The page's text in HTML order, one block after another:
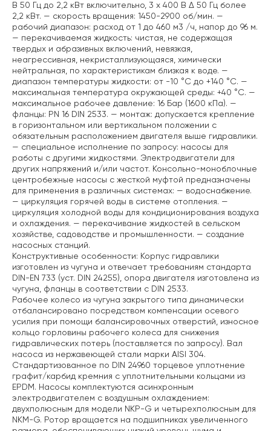
В 50 Гц до 2,2 кВт включительно, 3 х 400 В Δ 50 Гц более
2,2 кВт. — скорость вращения: 1450-2900 об/мин. —
рабочий диапазон: расход от 1 до 460 м3 /ч, напор до 96 м.
— перекачиваемая жидкость: чистая, не содержащая
твердых и абразивных включений, невязкая,
неагрессивная, некристаллизующаяся, химически
нейтральная, по характеристикам близкая к воде. —
диапазон температуры жидкости: от -10 °C до +140 °C. —
максимальная температура окружающей среды: +40 °C. —
максимальное рабочее давление: 16 Бар (1600 кПа). —
фланцы: PN 16 DIN 2533. — монтаж: допускается крепление
в горизонтальном или вертикальном положении с
обязательным расположением двигателя выше гидравлики.
— специальное исполнение по запросу: насосы для
работы с другими жидкостями. Электродвигатели для
других напряжений и/или частот. Консольно-моноблочные
центробежные насосы с жесткой муфтой предназначены
для применения в различных системах: — водоснабжение.
— циркуляция горячей воды в системе отопления. —
циркуляция холодной воды для кондиционирования воздуха
и охлаждения. — перекачивание жидкостей в сельском
хозяйстве, садоводстве и промышленности. — создание
насосных станций.
Конструктивные особенности: Корпус гидравлики
изготовлен из чугуна и отвечает требованиям стандарта
DIN-EN 733 (уст. DIN 24255), опора двигателя изготовлена из
чугуна, фланцы в соответствии с DIN 2533.
Рабочее колесо из чугуна закрытого типа динамически
отбалансировано посредством компенсации осевого
усилия при помощи балансировочных отверстий, износное
кольцо горловины рабочего колеса для снижения
гидравлических потерь (поставляется по запросу). Вал
насоса из нержавеющей стали марки AISI 304.
Стандартизованное по DIN 24960 торцевое уплотнение
графит/карбид кремния с уплотнительными кольцами из
EPDM. Насосы комплектуются асинхронным
электродвигателем с воздушным охлаждением:
двухполюсным для модели NKP-G и четырехполюсным для
NKM-G. Ротор вращается на подшипниках увеличенного